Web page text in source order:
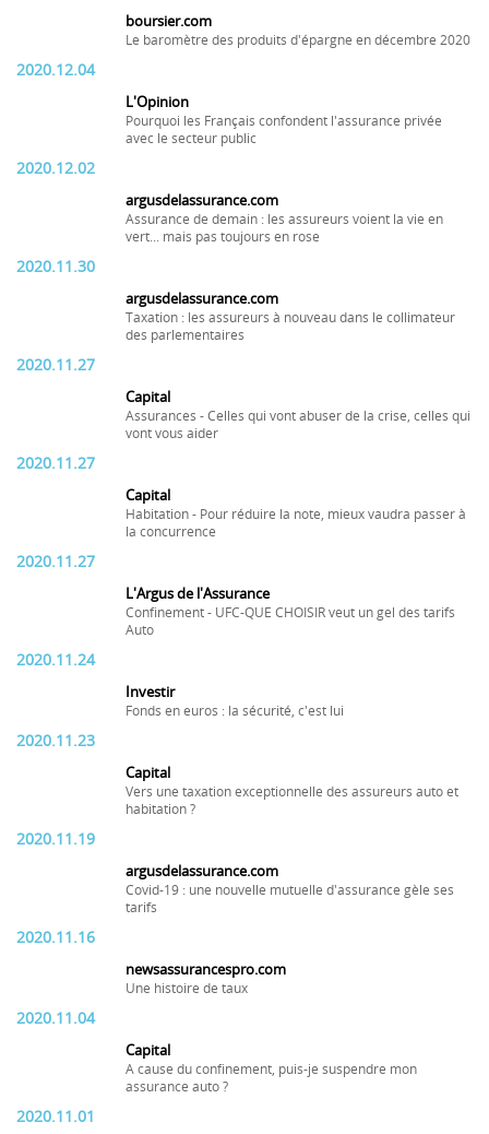
boursier.com
Le baromètre des produits d'épargne en décembre 2020
2020.12.04
L'Opinion
Pourquoi les Français confondent l'assurance privée
avec le secteur public
2020.12.02
argusdelassurance.com
Assurance de demain : les assureurs voient la vie en
vert... mais pas toujours en rose
2020.11.30
argusdelassurance.com
Taxation : les assureurs à nouveau dans le collimateur
des parlementaires
2020.11.27
Capital
Assurances - Celles qui vont abuser de la crise, celles qui
vont vous aider
2020.11.27
Capital
Habitation - Pour réduire la note, mieux vaudra passer à
la concurrence
2020.11.27
L'Argus de l'Assurance
Confinement - UFC-QUE CHOISIR veut un gel des tarifs
Auto
2020.11.24
Investir
Fonds en euros : la sécurité, c'est lui
2020.11.23
Capital
Vers une taxation exceptionnelle des assureurs auto et
habitation ?
2020.11.19
argusdelassurance.com
Covid-19 : une nouvelle mutuelle d'assurance gèle ses
tarifs
2020.11.16
newsassurancespro.com
Une histoire de taux
2020.11.04
Capital
A cause du confinement, puis-je suspendre mon
assurance auto ?
2020.11.01